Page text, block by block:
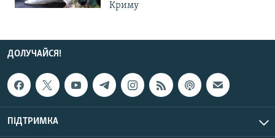
Криму
ДОЛУЧАЙСЯ!
ПІДТРИМКА